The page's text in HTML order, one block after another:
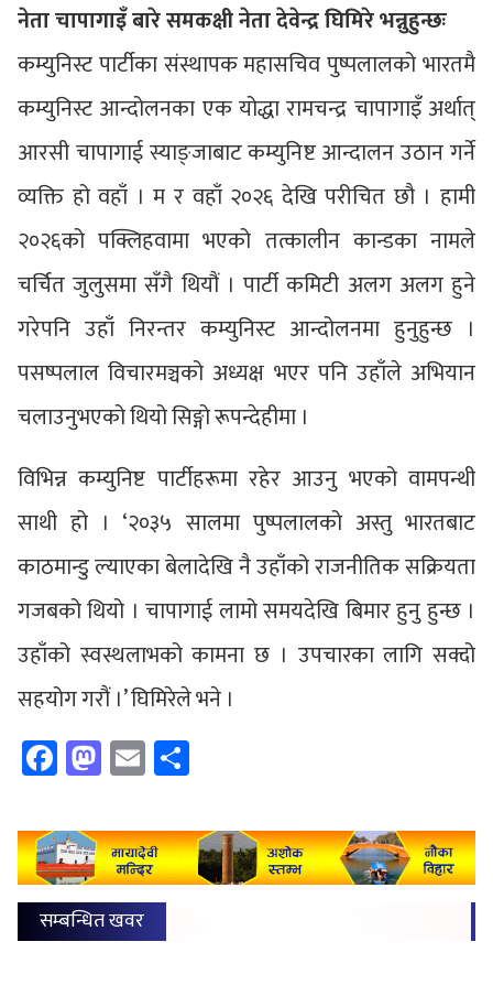
नेता चापागाइँ बारे समकक्षी नेता देवेन्द्र घिमिरे भन्नुहुन्छः
कम्युनिस्ट पार्टीका संस्थापक महासचिव पुष्पलालको भारतमै
कम्युनिस्ट आन्दोलनका एक योद्धा रामचन्द्र चापागाइँ अर्थात्
आरसी चापागाई स्याङ्जाबाट कम्युनिष्ट आन्दालन उठान गर्ने
व्यक्ति हो वहाँ । म र वहाँ २०२६ देखि परीचित छौ । हामी
२०२६को पक्लिहवामा भएको तत्कालीन कान्डका नामले
चर्चित जुलुसमा सँगै थियौं । पार्टी कमिटी अलग अलग हुने
गरेपनि उहाँ निरन्तर कम्युनिस्ट आन्दोलनमा हुनुहुन्छ ।
पसष्पलाल विचारमञ्चको अध्यक्ष भएर पनि उहाँले अभियान
चलाउनुभएको थियो सिङ्गो रूपन्देहीमा ।
विभिन्न कम्युनिष्ट पार्टीहरूमा रहेर आउनु भएको वामपन्थी
साथी हो । ‘२०३५ सालमा पुष्पलालको अस्तु भारतबाट
काठमान्डु ल्याएका बेलादेखि नै उहाँको राजनीतिक सक्रियता
गजबको थियो । चापागाई लामो समयदेखि बिमार हुनु हुन्छ ।
उहाँको स्वस्थलाभको कामना छ । उपचारका लागि सक्दो
सहयोग गरौं ।’ घिमिरेले भने ।
Facebook
Mastodon
Email
सम्बन्धित खवर